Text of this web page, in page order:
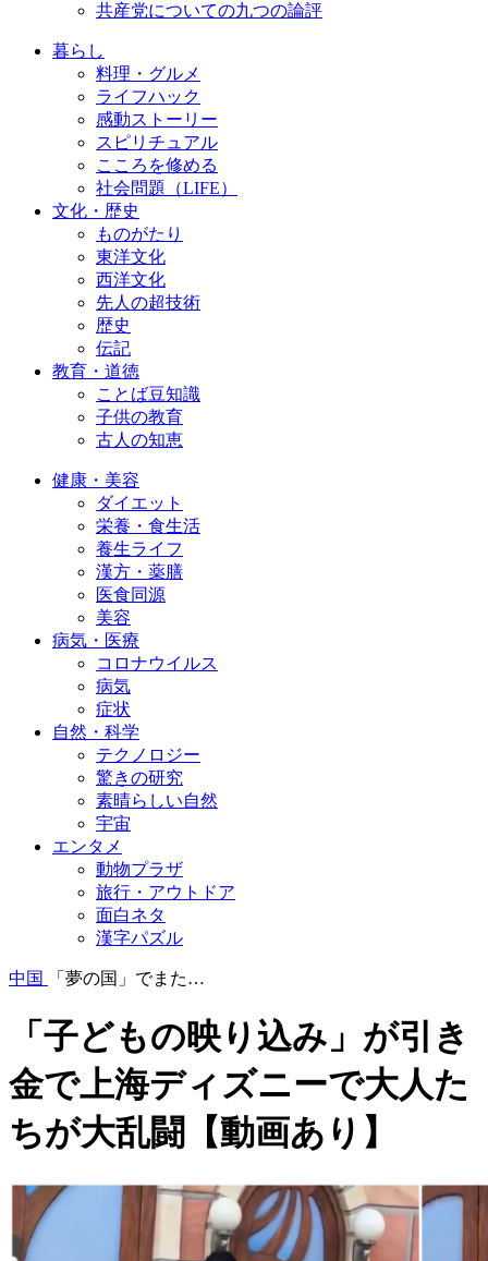
共産党についての九つの論評
暮らし
料理・グルメ
ライフハック
感動ストーリー
スピリチュアル
こころを修める
社会問題（LIFE）
文化・歴史
ものがたり
東洋文化
西洋文化
先人の超技術
歴史
伝記
教育・道徳
ことば豆知識
子供の教育
古人の知恵
健康・美容
ダイエット
栄養・食生活
養生ライフ
漢方・薬膳
医食同源
美容
病気・医療
コロナウイルス
病気
症状
自然・科学
テクノロジー
驚きの研究
素晴らしい自然
宇宙
エンタメ
動物プラザ
旅行・アウトドア
面白ネタ
漢字パズル
中国 「夢の国」でまた…
「子どもの映り込み」が引き
金で上海ディズニーで大人た
ちが大乱闘【動画あり】